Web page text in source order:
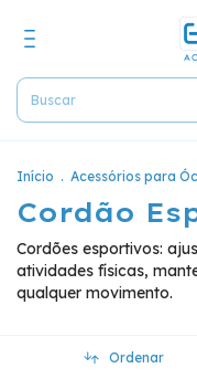
Início . Acessórios para
Cordão
Cordões esportivos:
atividades físicas,
qualquer movimento.
Ordenar